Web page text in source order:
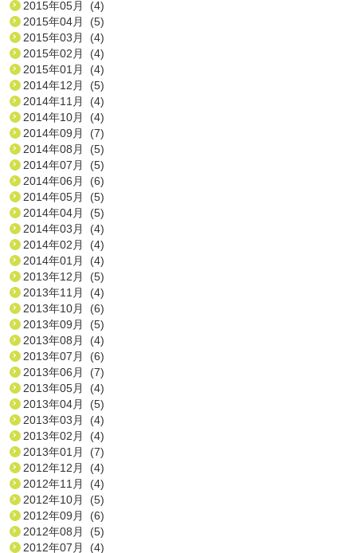
2015年05月 (4)
2015年04月 (5)
2015年03月 (4)
2015年02月 (4)
2015年01月 (4)
2014年12月 (5)
2014年11月 (4)
2014年10月 (4)
2014年09月 (7)
2014年08月 (5)
2014年07月 (5)
2014年06月 (6)
2014年05月 (5)
2014年04月 (5)
2014年03月 (4)
2014年02月 (4)
2014年01月 (4)
2013年12月 (5)
2013年11月 (4)
2013年10月 (6)
2013年09月 (5)
2013年08月 (4)
2013年07月 (6)
2013年06月 (7)
2013年05月 (4)
2013年04月 (5)
2013年03月 (4)
2013年02月 (4)
2013年01月 (7)
2012年12月 (4)
2012年11月 (4)
2012年10月 (5)
2012年09月 (6)
2012年08月 (5)
2012年07月 (4)